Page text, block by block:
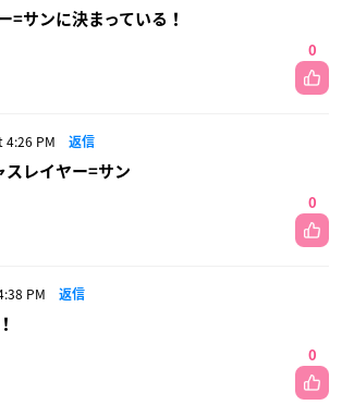
=サンに決まっている！
0
4:26 PM 返信
スレイヤー=サン
0
PM 返信
0